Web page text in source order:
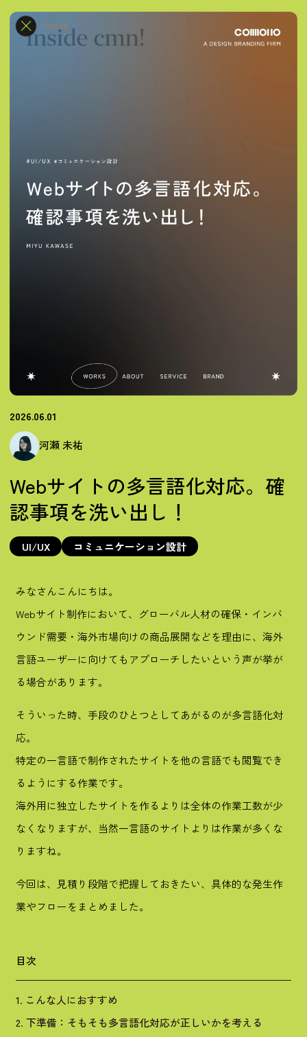
INSIDE CMN!
スキルではなく、考える力を。ブランディング会社が受け入れる、イ
ンターンシップのリアルについて。
山本 慎二 2026.06.30
SVGで手書き文字アニメーションを作る方法
home
2026.06.01
河瀬 未祐
Webサイトの多言語化対応。確
認事項を洗い出し！
UI/UX コミュニケーション設計
みなさんこんにちは。
Webサイト制作において、グローバル人材の確保・インバ
ウンド需要・海外市場向けの商品展開などを理由に、海外
言語ユーザーに向けてもアプローチしたいという声が挙が
る場合があります。
そういった時、手段のひとつとしてあがるのが多言語化対
応。
特定の一言語で制作されたサイトを他の言語でも閲覧でき
るようにする作業です。
海外用に独立したサイトを作るよりは全体の作業工数が少
なくなりますが、当然一言語のサイトよりは作業が多くな
りますね。
今回は、見積り段階で把握しておきたい、具体的な発生作
業やフローをまとめました。
目次
1. こんな人におすすめ
2. 下準備：そもそも多言語化対応が正しいかを考える